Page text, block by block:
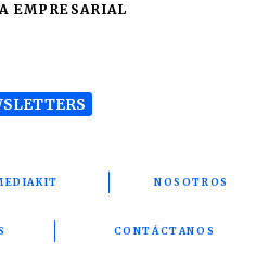
EMPRESARIAL
NOSOTROS
CONTÁCTANOS